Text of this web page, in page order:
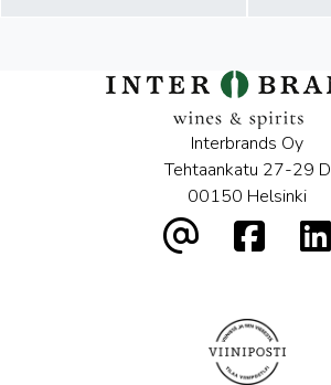
Interbrands Oy
Tehtaankatu 27-29 D
00150 Helsinki